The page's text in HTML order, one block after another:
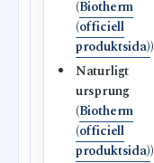
(Biotherm
(officiell
produktsida))
Naturligt
ursprung
(Biotherm
(officiell
produktsida))